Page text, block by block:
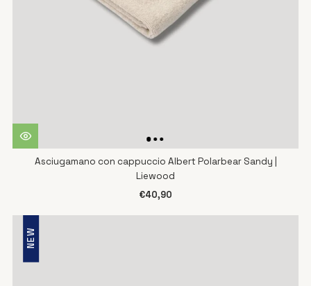
Asciugamano con cappuccio Albert Polarbear Sandy |
Liewood
€40,90
NEW